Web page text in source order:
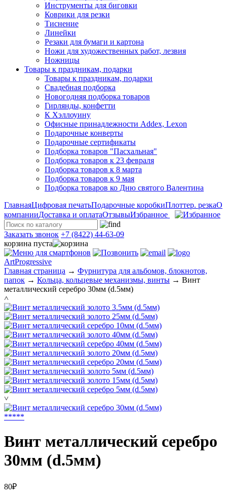
Инструменты для биговки
Коврики для резки
Тиснение
Линейки
Резаки для бумаги и картона
Ножи для художественных работ, лезвия
Ножницы
Товары к праздникам, подарки
Товары к праздникам, подарки
Свадебная подборка
Новогодняя подборка товаров
Гирлянды, конфетти
К Хэллоуину
Офисные принадлежности Addex, Lexon
Подарочные конверты
Подарочные сертификаты
Подборка товаров "Пасхальная"
Подборка товаров к 23 февраля
Подборка товаров к 8 марта
Подборка товаров к 9 мая
Подборка товаров ко Дню святого Валентина
ГлавнаяЦифровая печатьПодарочные коробкиПлоттер. резкаО
компанииДоставка и оплатаОтзывыИзбранное
Заказать звонок +7 (8422) 44-63-09
корзина пуста
ArtProgressive
Главная страница → Фурнитура для альбомов, блокнотов,
папок → Кольца, кольцевые механизмы, винты → Винт
металлический серебро 30мм (d.5мм)
˄
˅
*****
Винт металлический серебро
30мм (d.5мм)
80₽